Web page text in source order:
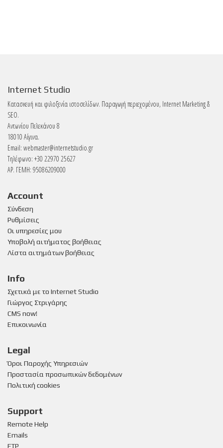
Internet Studio
Κατασκευή και φιλοξενία ιστοσελίδων. Παραγωγή περιεχομένου, Internet Marketing &
SEO.
Αντωνίου Πελεκάνου 8
18010 Αίγινα.
Email: webmaster@internetstudio.gr
Τηλέφωνο: +30 22970 25627
ΑΡ. ΓΕΜΗ: 95086209000
Account
Σύνδεση
Ρυθμίσεις
Οι υπηρεσίες μου
Υποβολή αιτήματος βοήθειας
Λίστα αιτημάτων βοήθειας
Info
Σχετικά με το Internet Studio
Γιώργος Στριγάρης
CMS now!
Επικοινωνία
Legal
Όροι Παροχής Υπηρεσιών
Προστασία προσωπικών δεδομένων
Πολιτική cookies
Support
Remote Help
Emails
FTP